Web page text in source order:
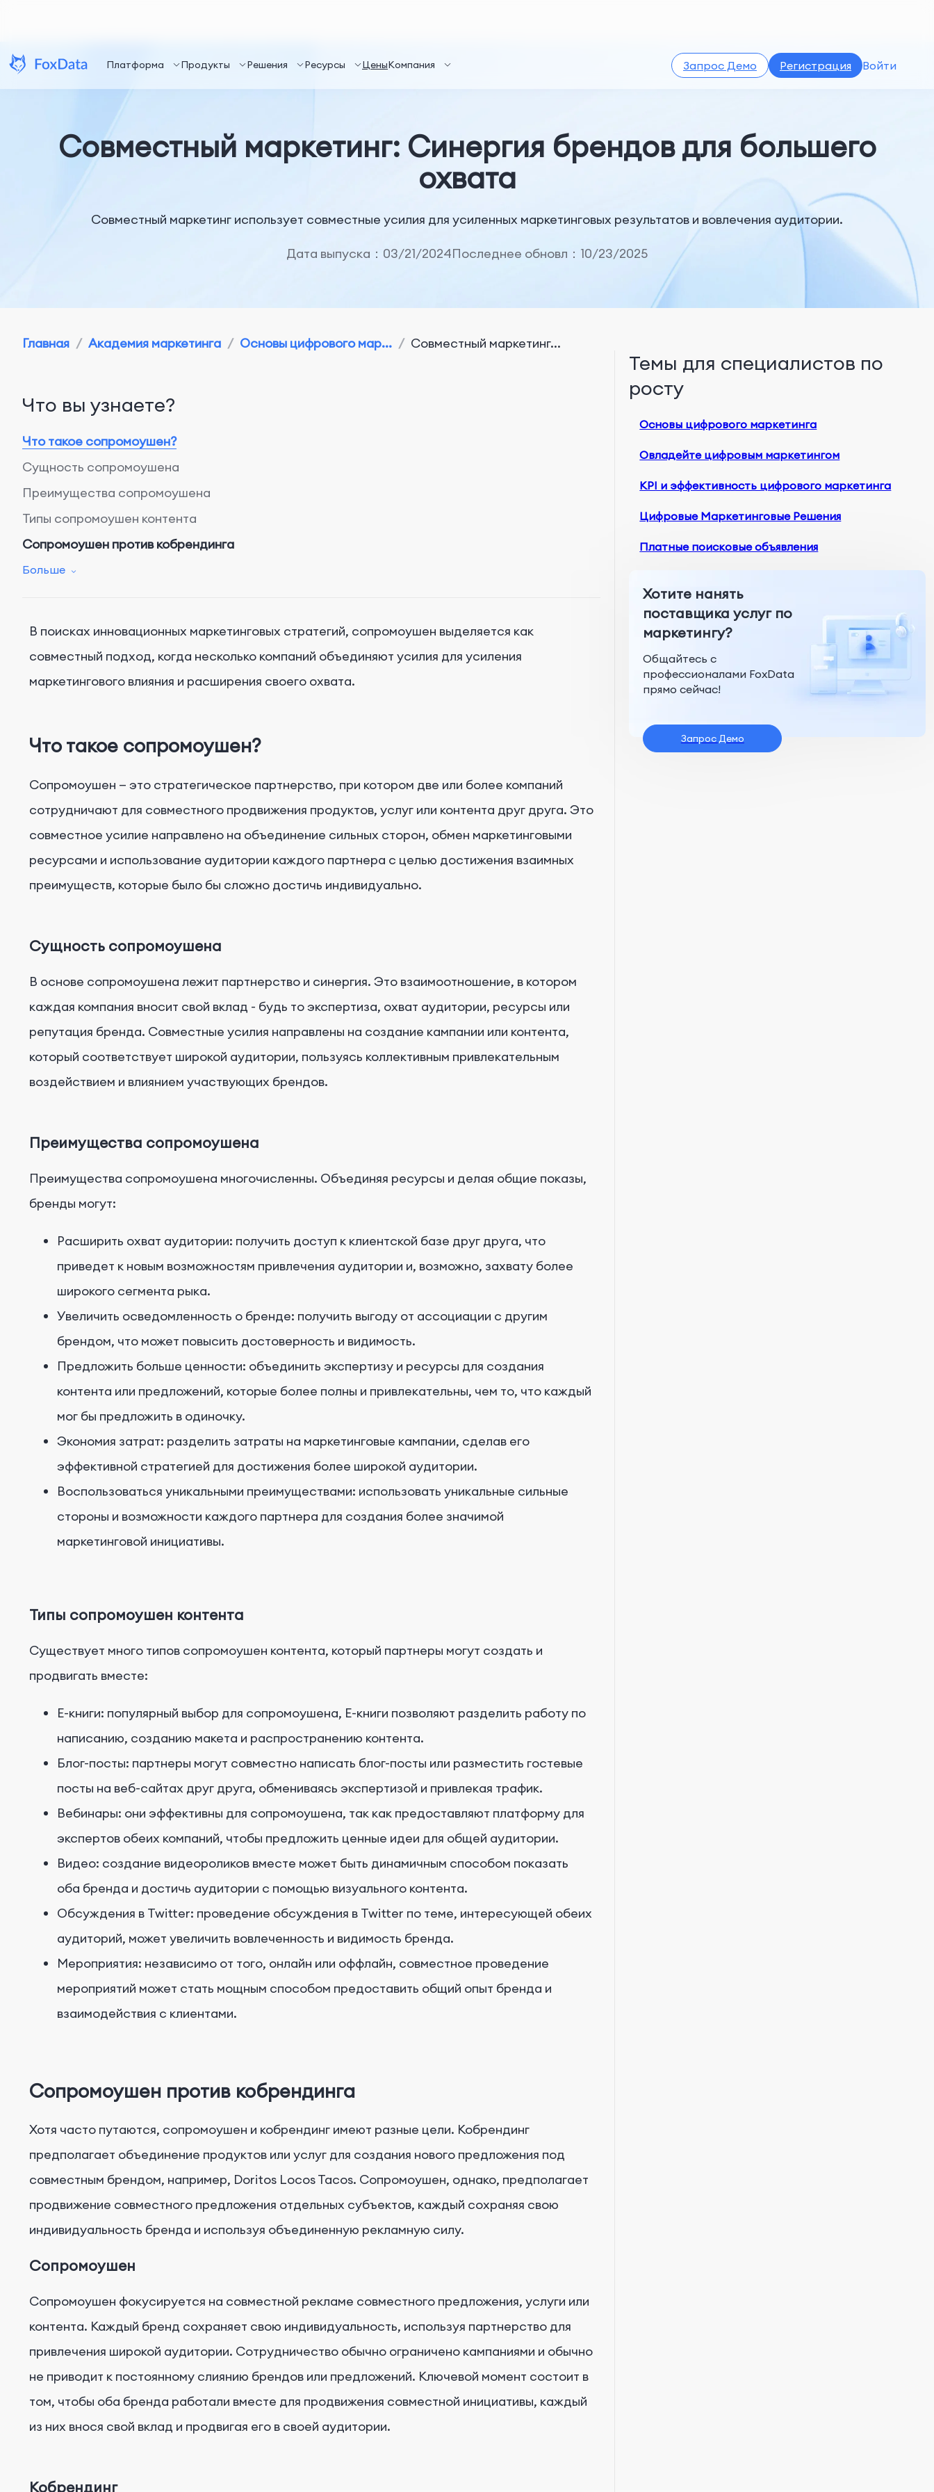
Платформа Продукты Решения Ресурсы ЦеныКомпания Запрос Демо Регистрация Войти
Совместный маркетинг: Синергия брендов для большего
охвата
Совместный маркетинг использует совместные усилия для усиленных маркетинговых результатов и вовлечения аудитории.
Дата выпуска：03/21/2024Последнее обновл：10/23/2025
Главная / Академия маркетинга / Основы цифрового мар... / Совместный маркетинг...
Что вы узнаете?
Что такое сопромоушен?
Сущность сопромоушена
Преимущества сопромоушена
Типы сопромоушен контента
Сопромоушен против кобрендинга
Сопромоушен
Больше
В поисках инновационных маркетинговых стратегий, сопромоушен выделяется как
совместный подход, когда несколько компаний объединяют усилия для усиления
маркетингового влияния и расширения своего охвата.
Что такое сопромоушен?
Сопромоушен — это стратегическое партнерство, при котором две или более компаний
сотрудничают для совместного продвижения продуктов, услуг или контента друг друга. Это
совместное усилие направлено на объединение сильных сторон, обмен маркетинговыми
ресурсами и использование аудитории каждого партнера с целью достижения взаимных
преимуществ, которые было бы сложно достичь индивидуально.
Сущность сопромоушена
В основе сопромоушена лежит партнерство и синергия. Это взаимоотношение, в котором
каждая компания вносит свой вклад - будь то экспертиза, охват аудитории, ресурсы или
репутация бренда. Совместные усилия направлены на создание кампании или контента,
который соответствует широкой аудитории, пользуясь коллективным привлекательным
воздействием и влиянием участвующих брендов.
Преимущества сопромоушена
Преимущества сопромоушена многочисленны. Объединяя ресурсы и делая общие показы,
бренды могут:
Расширить охват аудитории: получить доступ к клиентской базе друг друга, что
приведет к новым возможностям привлечения аудитории и, возможно, захвату более
широкого сегмента рыка.
Увеличить осведомленность о бренде: получить выгоду от ассоциации с другим
брендом, что может повысить достоверность и видимость.
Предложить больше ценности: объединить экспертизу и ресурсы для создания
контента или предложений, которые более полны и привлекательны, чем то, что каждый
мог бы предложить в одиночку.
Экономия затрат: разделить затраты на маркетинговые кампании, сделав его
эффективной стратегией для достижения более широкой аудитории.
Воспользоваться уникальными преимуществами: использовать уникальные сильные
стороны и возможности каждого партнера для создания более значимой
маркетинговой инициативы.
Типы сопромоушен контента
Существует много типов сопромоушен контента, который партнеры могут создать и
продвигать вместе:
E-книги: популярный выбор для сопромоушена, E-книги позволяют разделить работу по
написанию, созданию макета и распространению контента.
Блог-посты: партнеры могут совместно написать блог-посты или разместить гостевые
посты на веб-сайтах друг друга, обмениваясь экспертизой и привлекая трафик.
Вебинары: они эффективны для сопромоушена, так как предоставляют платформу для
экспертов обеих компаний, чтобы предложить ценные идеи для общей аудитории.
Видео: создание видеороликов вместе может быть динамичным способом показать
оба бренда и достичь аудитории с помощью визуального контента.
Обсуждения в Twitter: проведение обсуждения в Twitter по теме, интересующей обеих
аудиторий, может увеличить вовлеченность и видимость бренда.
Мероприятия: независимо от того, онлайн или оффлайн, совместное проведение
мероприятий может стать мощным способом предоставить общий опыт бренда и
взаимодействия с клиентами.
Сопромоушен против кобрендинга
Хотя часто путаются, сопромоушен и кобрендинг имеют разные цели. Кобрендинг
предполагает объединение продуктов или услуг для создания нового предложения под
совместным брендом, например, Doritos Locos Tacos. Сопромоушен, однако, предполагает
продвижение совместного предложения отдельных субъектов, каждый сохраняя свою
индивидуальность бренда и используя объединенную рекламную силу.
Сопромоушен
Сопромоушен фокусируется на совместной рекламе совместного предложения, услуги или
контента. Каждый бренд сохраняет свою индивидуальность, используя партнерство для
привлечения широкой аудитории. Сотрудничество обычно ограничено кампаниями и обычно
не приводит к постоянному слиянию брендов или предложений. Ключевой момент состоит в
том, чтобы оба бренда работали вместе для продвижения совместной инициативы, каждый
из них внося свой вклад и продвигая его в своей аудитории.
Кобрендинг
Темы для специалистов по
росту
Основы цифрового маркетинга
Овладейте цифровым маркетингом
KPI и эффективность цифрового маркетинга
Цифровые Маркетинговые Решения
Платные поисковые объявления
Хотите нанять
поставщика услуг по
маркетингу?
Общайтесь с
профессионалами FoxData
прямо сейчас!
Запрос Демо